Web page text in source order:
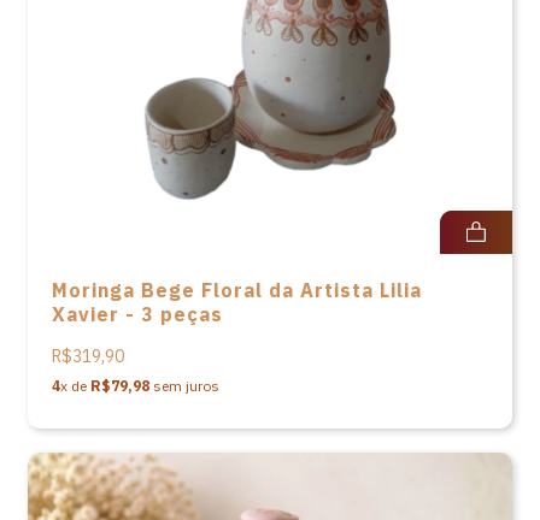
Moringa Bege Floral da Artista Lilia
Xavier - 3 peças
R$319,90
4x de R$79,98 sem juros